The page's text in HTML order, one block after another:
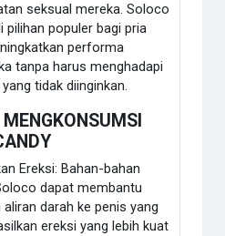
seksual mereka. Soloco
pilihan populer bagi pria
performa
tanpa harus menghadapi
tidak diinginkan.
Ereksi: Bahan-bahan
dapat membantu
darah ke penis yang
ereksi yang lebih kuat